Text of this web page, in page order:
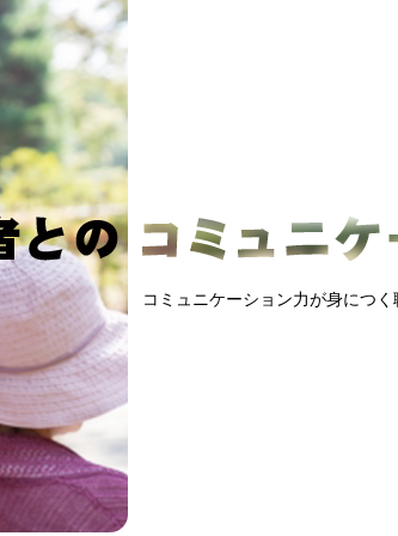
コミュニケーション力が身につ